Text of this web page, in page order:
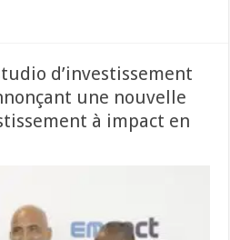
d’investissement
une nouvelle
à impact en